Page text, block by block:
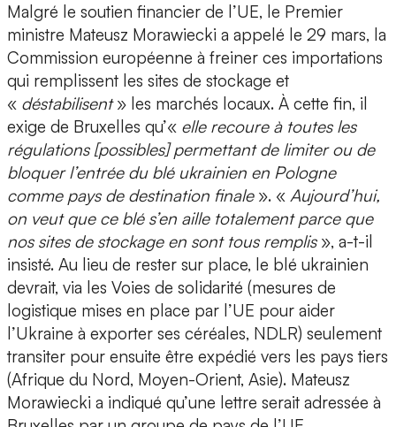
Malgré le soutien financier de l’UE, le Premier
ministre Mateusz Morawiecki a appelé le 29 mars, la
Commission européenne à freiner ces importations
qui remplissent les sites de stockage et
« déstabilisent» les marchés locaux. À cette fin, il
exige de Bruxelles qu’« elle recoure à toutes les
régulations [possibles] permettant de limiter ou de
bloquer l’entrée du blé ukrainien en Pologne
comme pays de destination finale». « Aujourd’hui,
on veut que ce blé s’en aille totalement parce que
nos sites de stockage en sont tous remplis », a-t-il
insisté. Au lieu de rester sur place, le blé ukrainien
devrait, via les Voies de solidarité (mesures de
logistique mises en place par l’UE pour aider
l’Ukraine à exporter ses céréales, NDLR) seulement
transiter pour ensuite être expédié vers les pays tiers
(Afrique du Nord, Moyen-Orient, Asie). Mateusz
Morawiecki a indiqué qu’une lettre serait adressée à